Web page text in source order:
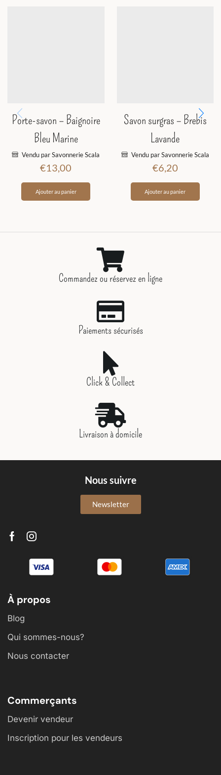
Porte-savon – Baignoire
Bleu Marine
Vendu par Savonnerie Scala
€13,00
Ajouter au panier
Savon surgras – Brebis
Lavande
Vendu par Savonnerie Scala
€6,20
Ajouter au panier
Commandez ou réservez en ligne
Paiements sécurisés
Click & Collect
Livraison à domicile
Nous suivre
Newsletter
À propos
Blog
Qui sommes-nous?
Nous contacter
Commerçants
Devenir vendeur
Inscription pour les vendeurs